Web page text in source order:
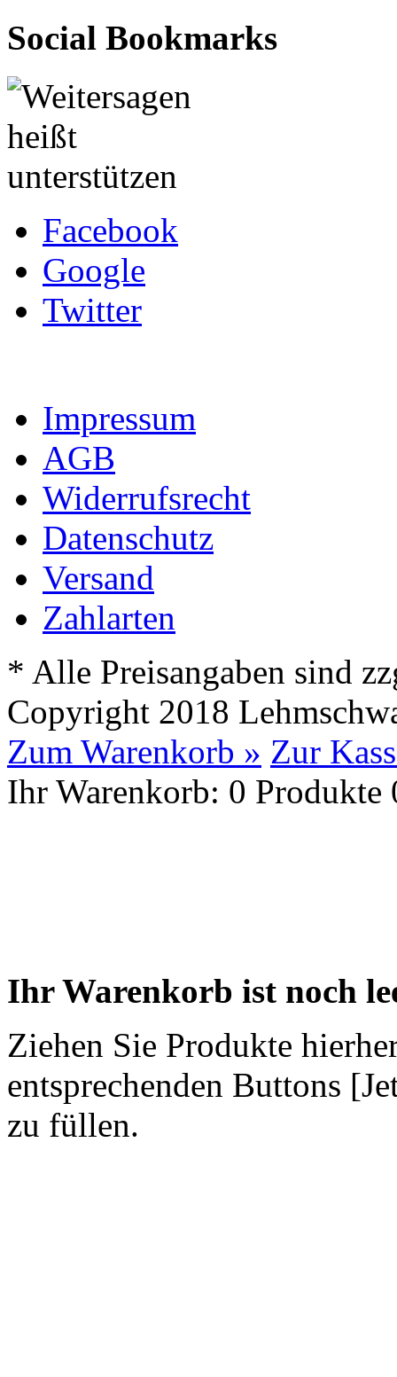
Social Bookmarks
Facebook
Google
Twitter
Impressum
AGB
Widerrufsrecht
Datenschutz
Versand
Zahlarten
* Alle Preisangaben sind
Copyright 2018
Zum Warenkorb » Zur
Ihr Warenkorb: 0 Produkte
Ihr Warenkorb ist noch
Ziehen Sie Produkte
entsprechenden Buttons
zu füllen.